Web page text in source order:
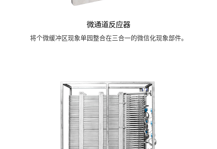
微通道反应器
将个微缓冲区现象单园整合在三合一的微信化现象部件。